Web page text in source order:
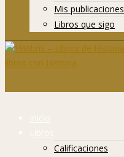
Mis publicaciones
Libros que sigo
Inicio
Libros
Calificaciones